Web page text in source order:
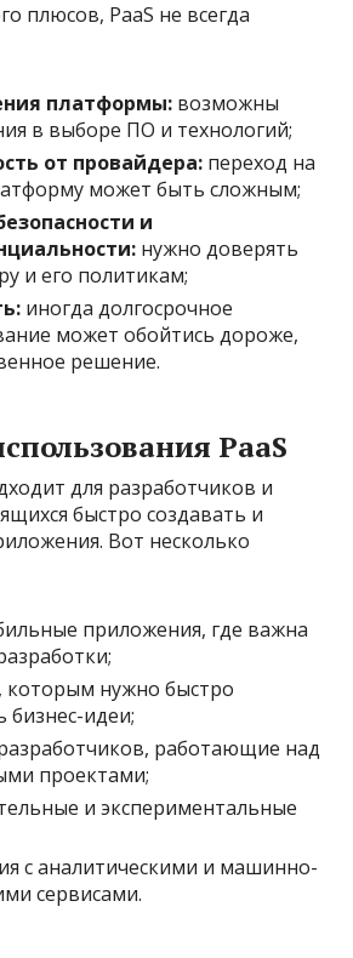
плюсов, PaaS не всегда
платформы: возможны
в выборе ПО и технологий;
от провайдера: переход на
может быть сложным;
и
нужно доверять
и его политикам;
иногда долгосрочное
может обойтись дороже,
решение.
PaaS
для разработчиков и
быстро создавать и
Вот несколько
приложения, где важна
которым нужно быстро
бизнес-идеи;
работающие над
проектами;
и экспериментальные
с аналитическими и машинно-
сервисами.